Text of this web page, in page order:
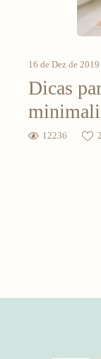
16 de Dez de 2019
Dicas
12236